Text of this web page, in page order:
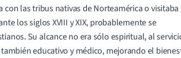
con las tribus nativas de Norteamérica o visitaba
los siglos XVIII y XIX, probablemente se
Su alcance no era sólo espiritual, al
educativo y médico, mejorando el